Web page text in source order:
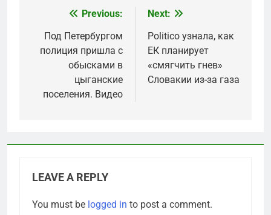
navigation
Previous:
Под Петербургом
полиция пришла с
обысками в
цыганские
поселения. Видео
Next:
Politico узнала, как
ЕК планирует
«смягчить гнев»
Словакии из-за газа
LEAVE A REPLY
You must be logged in to post a comment.